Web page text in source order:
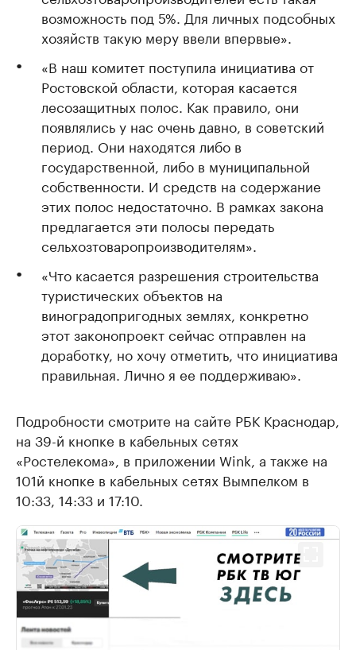
возможность под 5%. Для личных подсобных
хозяйств такую меру ввели впервые».
«В наш комитет поступила инициатива от
Ростовской области, которая касается
лесозащитных полос. Как правило, они
появлялись у нас очень давно, в советский
период. Они находятся либо в
государственной, либо в муниципальной
собственности. И средств на содержание
этих полос недостаточно. В рамках закона
предлагается эти полосы передать
сельхозтоваропроизводителям».
«Что касается разрешения строительства
туристических объектов на
виноградопригодных землях, конкретно
этот законопроект сейчас отправлен на
доработку, но хочу отметить, что инициатива
правильная. Лично я ее поддерживаю».
Подробности смотрите на сайте РБК Краснодар,
на 39-й кнопке в кабельных сетях
«Ростелекома», в приложении Wink, а также на
101й кнопке в кабельных сетях Вымпелком в
10:33, 14:33 и 17:10.